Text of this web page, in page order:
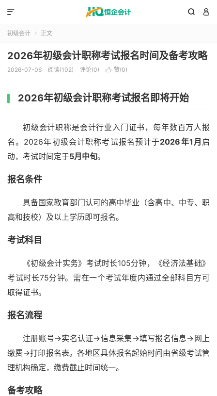
 

初级会计  正文
2026年初级会计职称考试报名时间及备考攻略
2026-07-06 阅读(102) 评论(0)  赞(0)
2026年初级会计职称考试报名即将开始
初级会计职称是会计行业入门证书，每年数百万人报
名。2026年初级会计职称考试报名预计于2026年1月 启
动，考试时间定于5月中旬。
报名条件
具备国家教育部门认可的高中毕业（含高中、中专、职
高和技校）及以上学历即可报名。
考试科目
《初级会计实务》考试时长105分钟，《经济法基础》
考试时长75分钟。需在一个考试年度内通过全部科目方可
取得证书。
报名流程
注册账号→实名认证→信息采集→填写报名信息→网上
缴费→打印报名表。各地区具体报名起始时间由省级考试管
理机构确定，缴费截止时间统一。
备考攻略